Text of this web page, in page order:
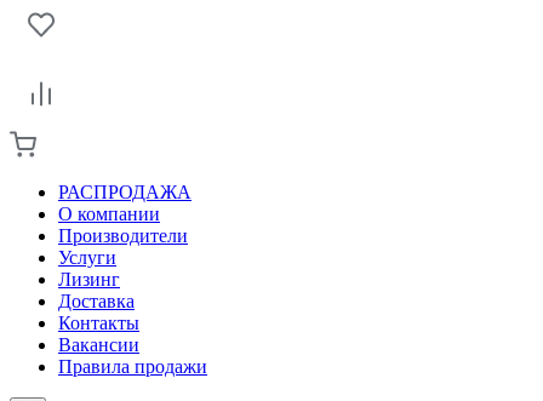
РАСПРОДАЖА
О компании
Производители
Услуги
Лизинг
Доставка
Контакты
Вакансии
Правила продажи